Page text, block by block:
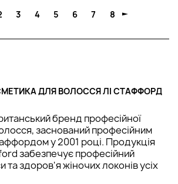
3 4 5 6 7 8
ДЛЯ ВОЛОССЯ ЛІ СТАФФОРД
бренд професійної
заснований професійним
у 2001 році. Продукція
забезпечує професійний
та здоров'я жіночих локонів усіх